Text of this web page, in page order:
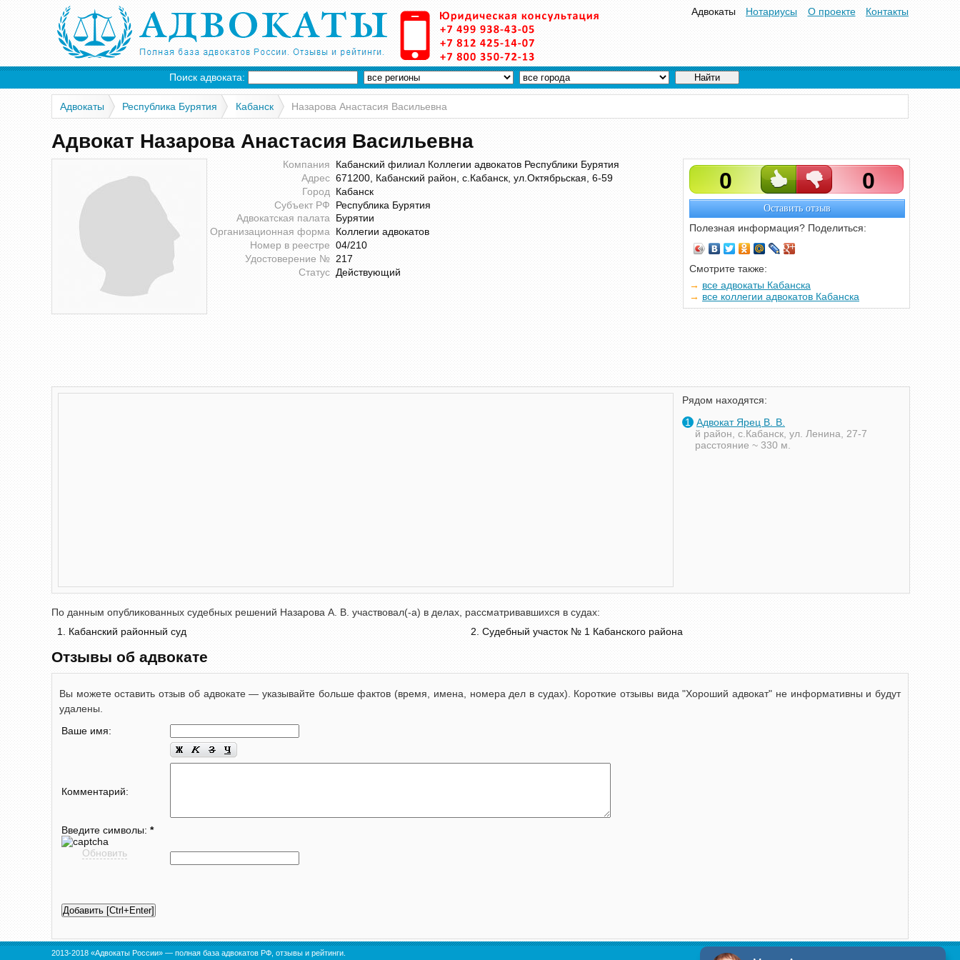
Адвокаты Нотариусы О проекте Контакты
Поиск адвоката:
Адвокаты Республика Бурятия Кабанск Назарова Анастасия Васильевна
Адвокат Назарова Анастасия Васильевна
Компания
Кабанский филиал Коллегии адвокатов Республики Бурятия
Адрес 671200, Кабанский район, с.Кабанск, ул.Октябрьская, 6-59
Город
Кабанск
Субъект РФ
Республика Бурятия
Адвокатская палата Бурятии
Организационная форма
Коллегии адвокатов
Номер в реестре 04/210
Удостоверение № 217
Статус Действующий
0 0
Оставить отзыв
Полезная информация? Поделиться:
Смотрите также:
все адвокаты Кабанска
все коллегии адвокатов Кабанска
Рядом находятся:
1
Адвокат Ярец В. В.
й район, с.Кабанск, ул. Ленина, 27-7
расстояние ~ 330 м.
По данным опубликованных судебных решений Назарова А. В. участвовал(-а) в делах, рассматривавшихся в судах:
Кабанский районный суд
Судебный участок № 1 Кабанского района
Отзывы об адвокате
Вы можете оставить отзыв об адвокате — указывайте больше фактов (время, имена, номера дел в судах). Короткие отзывы вида "Хороший адвокат" не информативны и будут
удалены.
Ваше имя:
Комментарий:
Введите символы: *
Обновить
2013-2018 «Адвокаты России» — полная база адвокатов РФ, отзывы и рейтинги.